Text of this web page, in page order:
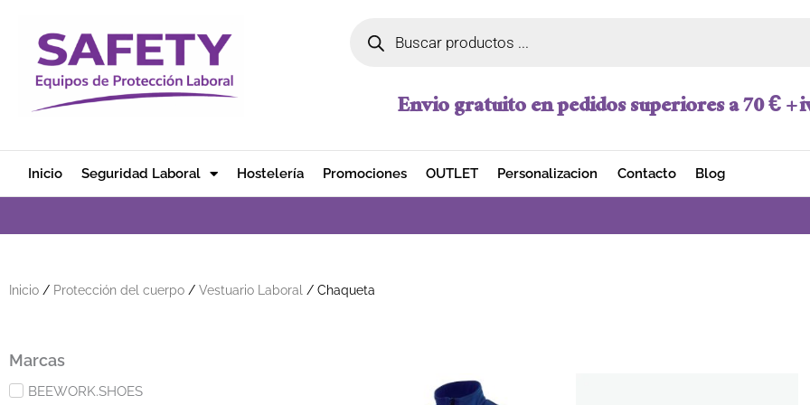
Envio gratuito en pedidos superiores a 70 € +
Inicio Seguridad Laboral Hostelería Promociones OUTLET Personalizacion Contacto Blog
Inicio / Protección del cuerpo / Vestuario Laboral / Chaqueta
Marcas
BEEWORK.SHOES